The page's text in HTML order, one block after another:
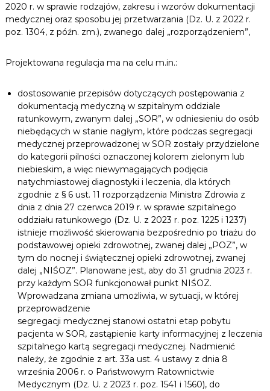
2020 r. w sprawie rodzajów, zakresu i wzorów dokumentacji
medycznej oraz sposobu jej przetwarzania (Dz. U. z 2022 r.
poz. 1304, z późn. zm.), zwanego dalej „rozporządzeniem”,
Projektowana regulacja ma na celu m.in.:
dostosowanie przepisów dotyczących postępowania z
dokumentacją medyczną w szpitalnym oddziale
ratunkowym, zwanym dalej „SOR”, w odniesieniu do osób
niebędących w stanie nagłym, które podczas segregacji
medycznej przeprowadzonej w SOR zostały przydzielone
do kategorii pilności oznaczonej kolorem zielonym lub
niebieskim, a więc niewymagających podjęcia
natychmiastowej diagnostyki i leczenia, dla których
zgodnie z § 6 ust. 11 rozporządzenia Ministra Zdrowia z
dnia z dnia 27 czerwca 2019 r. w sprawie szpitalnego
oddziału ratunkowego (Dz. U. z 2023 r. poz. 1225 i 1237)
istnieje możliwość skierowania bezpośrednio po triażu do
podstawowej opieki zdrowotnej, zwanej dalej „POZ”, w
tym do nocnej i świątecznej opieki zdrowotnej, zwanej
dalej „NIŚOZ”. Planowane jest, aby do 31 grudnia 2023 r.
przy każdym SOR funkcjonował punkt NIŚOZ.
Wprowadzana zmiana umożliwia, w sytuacji, w której
przeprowadzenie
segregacji medycznej stanowi ostatni etap pobytu
pacjenta w SOR, zastąpienie karty informacyjnej z leczenia
szpitalnego kartą segregacji medycznej. Nadmienić
należy, że zgodnie z art. 33a ust. 4 ustawy z dnia 8
września 2006 r. o Państwowym Ratownictwie
Medycznym (Dz. U. z 2023 r. poz. 1541 i 1560), do